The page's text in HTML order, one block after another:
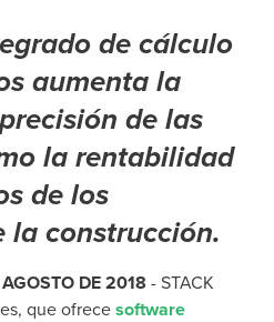
de cálculo
aumenta la
de las
la rentabilidad
de los
la construcción.
DE 2018 - STACK
que ofrece software